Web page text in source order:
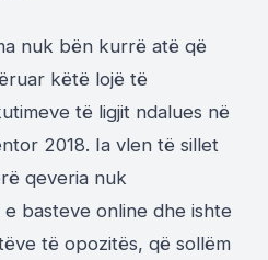
nuk bën kurrë atë që
këtë lojë të
të ligjit ndalues në
2018. Ia vlen të sillet
qeveria nuk
basteve online dhe ishte
të opozitës, që sollëm